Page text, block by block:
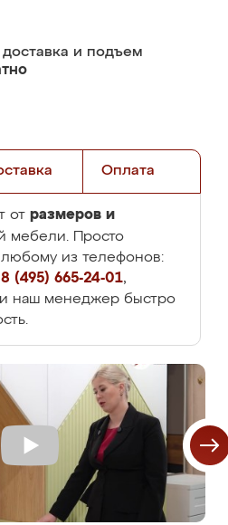
доставка и подъем
Оплата
от размеров и
мебели. Просто
из телефонов:
8 (495) 665-24-01,
наш менеджер быстро